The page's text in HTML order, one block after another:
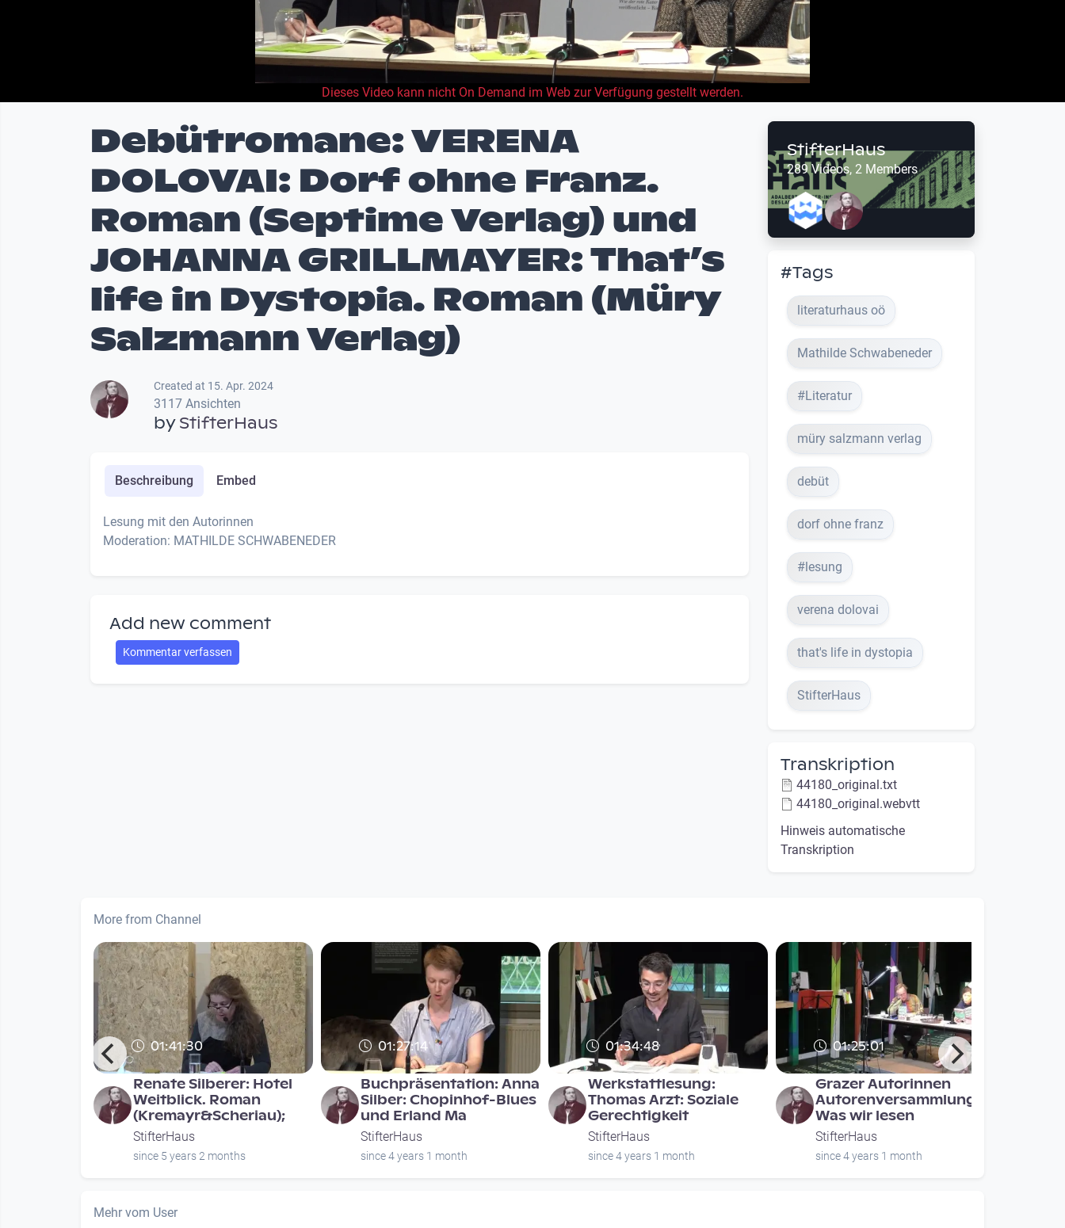
Dieses Video kann nicht On Demand im Web zur Verfügung gestellt werden.
Debütromane: VERENA
DOLOVAI: Dorf ohne Franz.
Roman (Septime Verlag) und
JOHANNA GRILLMAYER: That’s
life in Dystopia. Roman (Müry
Salzmann Verlag)
Created at 15. Apr. 2024
3117 Ansichten
byStifterHaus
Beschreibung Embed
Lesung mit den Autorinnen
Moderation: MATHILDE SCHWABENEDER
Add new comment
Kommentar verfassen
StifterHaus
289 Videos, 2 Members
#Tags
literaturhaus oö
Mathilde Schwabeneder
#Literatur
müry salzmann verlag
debüt
dorf ohne franz
#lesung
verena dolovai
that's life in dystopia
StifterHaus
Transkription
44180_original.txt
44180_original.webvtt
Hinweis automatische
Transkription
More from Channel
01:41:30
Renate Silberer: Hotel
Weitblick. Roman
(Kremayr&Scheriau);
StifterHaus
since 5 years 2 months
01:27:14
Buchpräsentation: Anna
Silber: Chopinhof-Blues
und Erland Ma
StifterHaus
since 4 years 1 month
01:34:48
Werkstattlesung:
Thomas Arzt: Soziale
Gerechtigkeit
StifterHaus
since 4 years 1 month
01:25:01
Grazer Autorinnen
Autorenversammlung -
Was wir lesen
StifterHaus
since 4 years 1 month
Mehr vom User